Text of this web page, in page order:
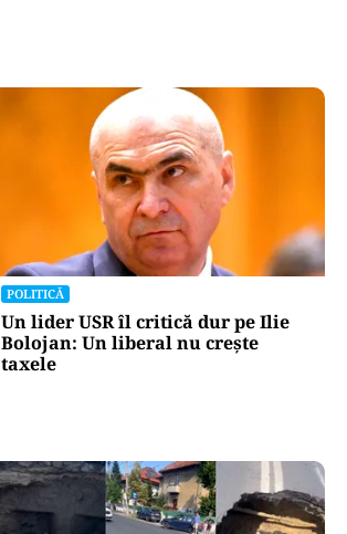
POLITICĂ
Un lider USR îl critică dur pe Ilie
Bolojan: Un liberal nu crește
taxele